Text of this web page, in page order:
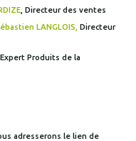
, Directeur des ventes
LANGLOIS, Directeur
, Expert Produits de la
adresserons le lien de